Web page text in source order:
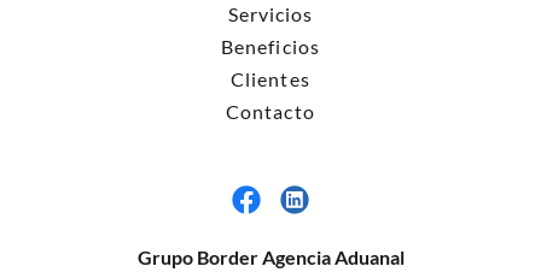
Servicios
Beneficios
Clientes
Contacto
Grupo Border Agencia Aduanal